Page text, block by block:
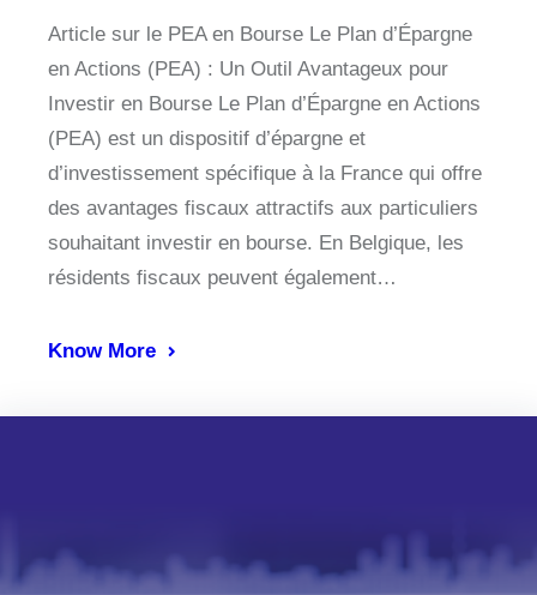
Article sur le PEA en Bourse Le Plan d’Épargne
en Actions (PEA) : Un Outil Avantageux pour
Investir en Bourse Le Plan d’Épargne en Actions
(PEA) est un dispositif d’épargne et
d’investissement spécifique à la France qui offre
des avantages fiscaux attractifs aux particuliers
souhaitant investir en bourse. En Belgique, les
résidents fiscaux peuvent également…
Know More